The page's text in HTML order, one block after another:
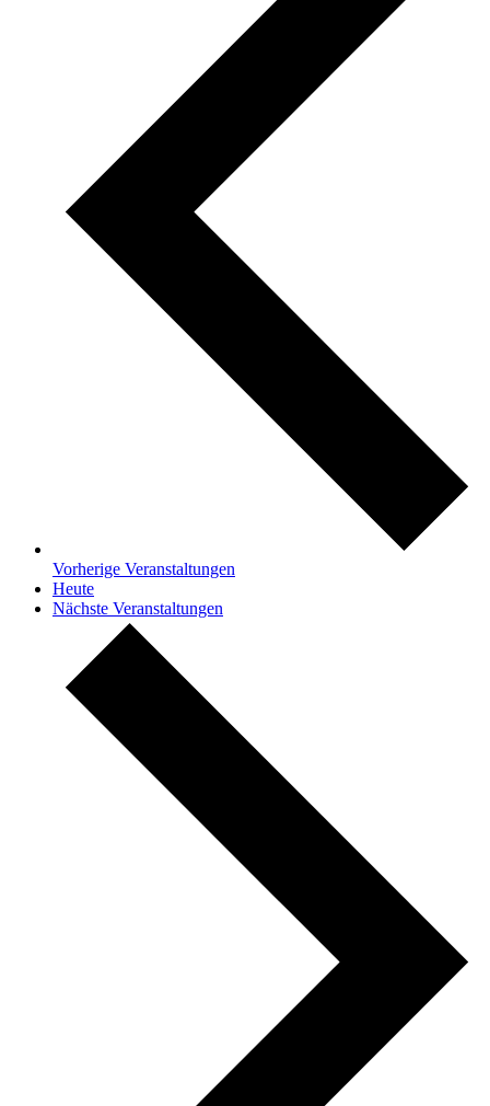
Vorherige Veranstaltungen
Heute
Nächste Veranstaltungen